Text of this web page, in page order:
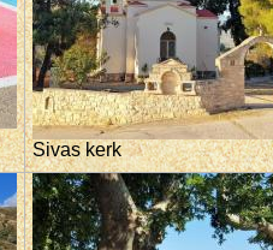
Sivas kerk